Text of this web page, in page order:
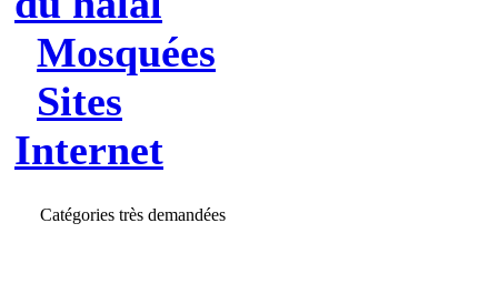
Mosquées
Sites
Internet
Catégories très demandées